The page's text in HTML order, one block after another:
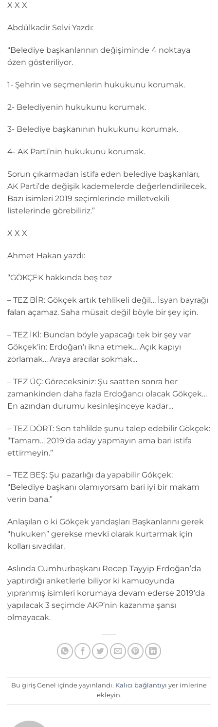
X X X
Abdülkadir Selvi Yazdı:
“Belediye başkanlarının değişiminde 4 noktaya
özen gösteriliyor.
1- Şehrin ve seçmenlerin hukukunu korumak.
2- Belediyenin hukukunu korumak.
3- Belediye başkanının hukukunu korumak.
4- AK Parti’nin hukukunu korumak.
Sorun çıkarmadan istifa eden belediye başkanları,
AK Parti’de değişik kademelerde değerlendirilecek.
Bazı isimleri 2019 seçimlerinde milletvekili
listelerinde görebiliriz.”
X X X
Ahmet Hakan yazdı:
“GÖKÇEK hakkında beş tez
– TEZ BİR: Gökçek artık tehlikeli değil… İsyan bayrağı
falan açamaz. Saha müsait değil böyle bir şey için.
– TEZ İKİ: Bundan böyle yapacağı tek bir şey var
Gökçek’in: Erdoğan’ı ikna etmek… Açık kapıyı
zorlamak… Araya aracılar sokmak…
– TEZ ÜÇ: Göreceksiniz: Şu saatten sonra her
zamankinden daha fazla Erdoğancı olacak Gökçek…
En azından durumu kesinleşinceye kadar…
– TEZ DÖRT: Son tahlilde şunu talep edebilir Gökçek:
“Tamam… 2019’da aday yapmayın ama bari istifa
ettirmeyin.”
– TEZ BEŞ: Şu pazarlığı da yapabilir Gökçek:
“Belediye başkanı olamıyorsam bari iyi bir makam
verin bana.”
Anlaşılan o ki Gökçek yandaşları Başkanlarını gerek
“hukuken” gerekse mevki olarak kurtarmak için
kolları sıvadılar.
Aslında Cumhurbaşkanı Recep Tayyip Erdoğan’da
yaptırdığı anketlerle biliyor ki kamuoyunda
yıpranmış isimleri korumaya devam ederse 2019’da
yapılacak 3 seçimde AKP’nin kazanma şansı
olmayacak.
Bu giriş Genel içinde yayınlandı. Kalıcı bağlantıyı yer imlerine
ekleyin.